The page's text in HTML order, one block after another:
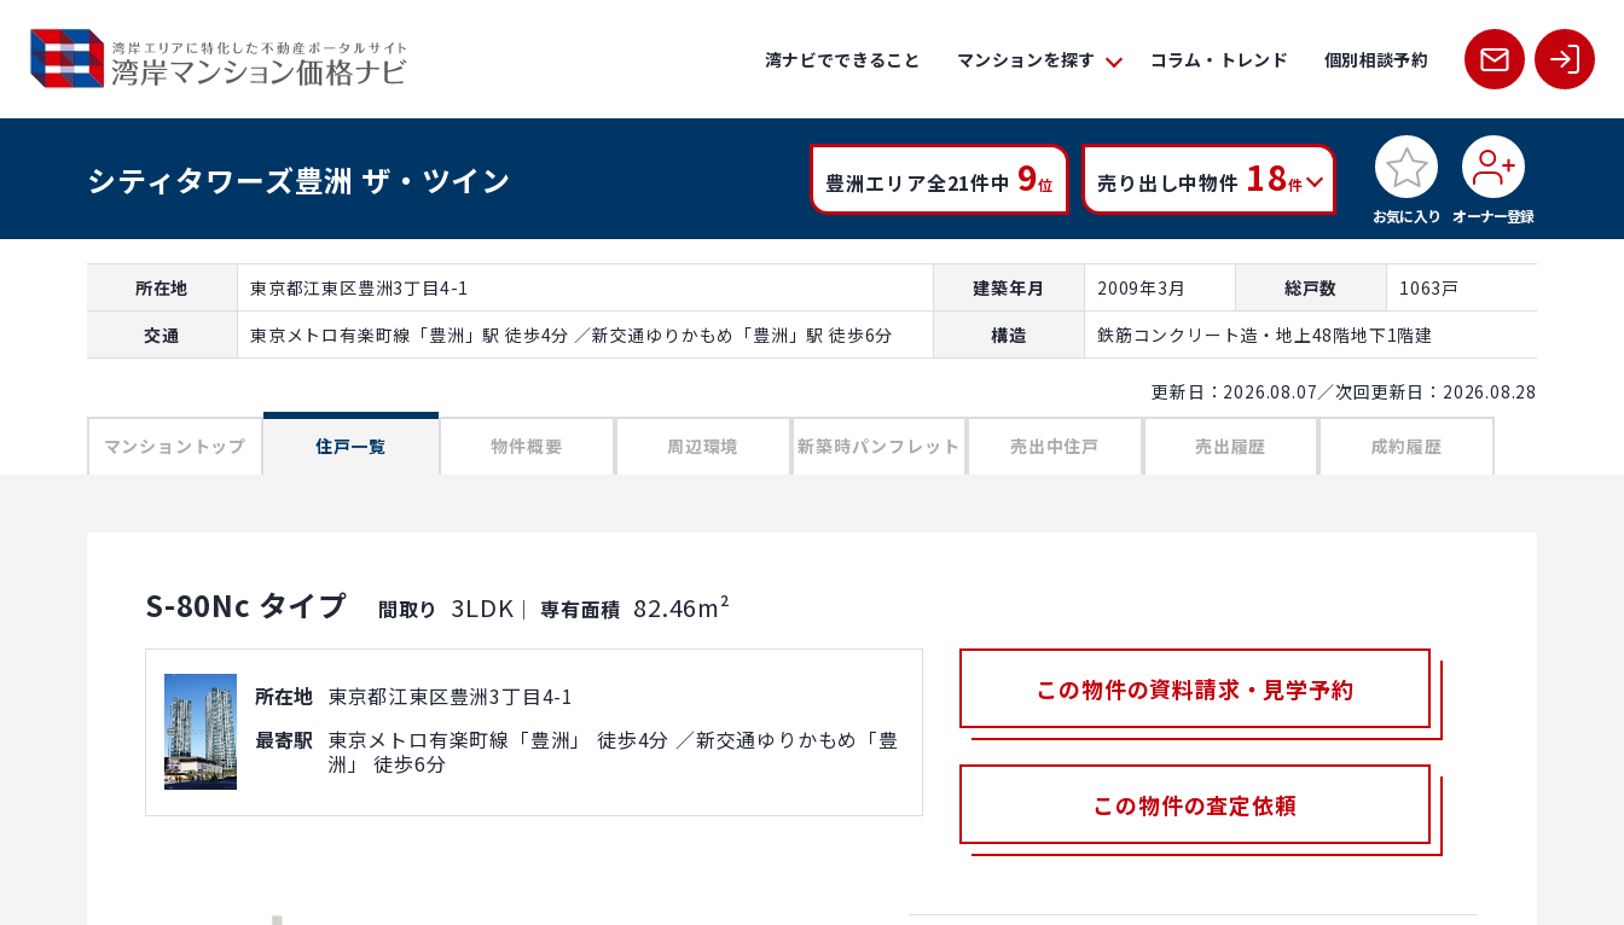
湾ナビでできること マンションを探す コラム・トレンド 個別相談予約
シティタワーズ豊洲 ザ・ツイン 豊洲エリア全21件中 9位 売り出し中物件 18件
お気に入り
オーナー登録
所在地 東京都江東区豊洲3丁目4-1 建築年月 2009年3月 総戸数
1063戸
交通
東京メトロ有楽町線「豊洲」駅 徒歩4分 ／新交通ゆりかもめ「豊洲」駅 徒歩6分 構造 鉄筋コンクリート造・地上48階地下1階建
更新日：2026.08.07／次回更新日：2026.08.28
マンショントップ 住戸一覧 物件概要 周辺環境 新築時パンフレット 売出中住戸 売出履歴 成約履歴
S-80Nc タイプ 間取り 3LDK ｜専有面積 82.46m²
所在地 東京都江東区豊洲3丁目4-1
最寄駅 東京メトロ有楽町線「豊洲」 徒歩4分 ／新交通ゆりかもめ「豊
洲」 徒歩6分
この物件の資料請求・見学予約
この物件の査定依頼